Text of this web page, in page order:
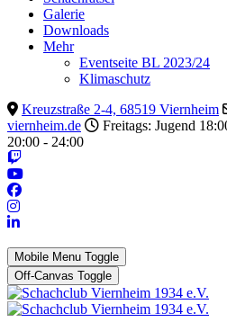
Galerie
Downloads
Mehr
Eventseite BL 2023/24
Klimaschutz
Kreuzstraße 2-4, 68519 Viernheim
viernheim.de
Freitags: Jugend
20:00 - 24:00
Mobile Menu Toggle
Off-Canvas Toggle